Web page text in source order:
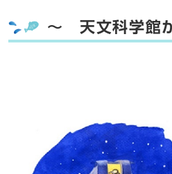
～ 天文科学館